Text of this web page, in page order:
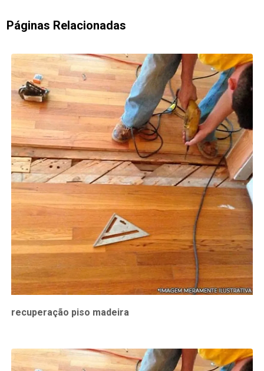
Páginas Relacionadas
recuperação piso madeira